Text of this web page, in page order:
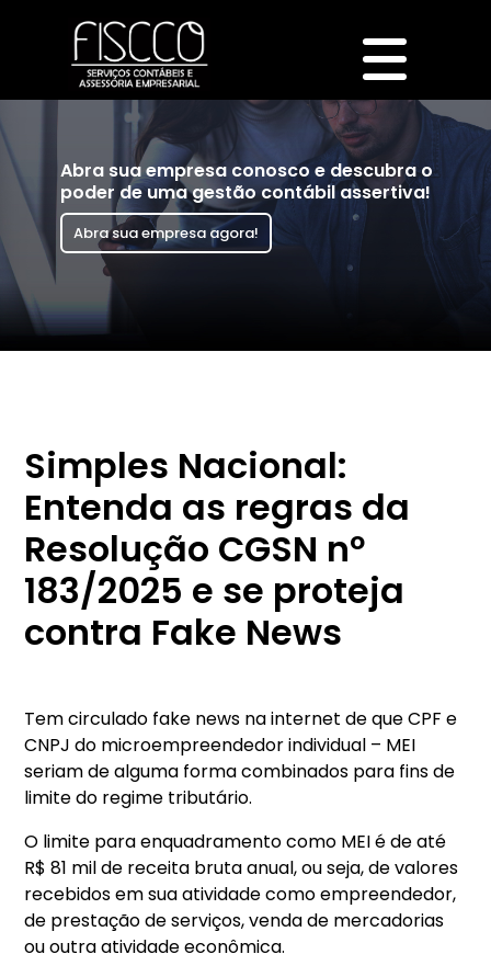
Abra sua empresa conosco e descubra o
poder de uma gestão contábil assertiva!
Abra sua empresa agora!
Simples Nacional:
Entenda as regras da
Resolução CGSN nº
183/2025 e se proteja
contra Fake News
Tem circulado fake news na internet de que CPF e
CNPJ do microempreendedor individual – MEI
seriam de alguma forma combinados para fins de
limite do regime tributário.
O limite para enquadramento como MEI é de até
R$ 81 mil de receita bruta anual, ou seja, de valores
recebidos em sua atividade como empreendedor,
de prestação de serviços, venda de mercadorias
ou outra atividade econômica.